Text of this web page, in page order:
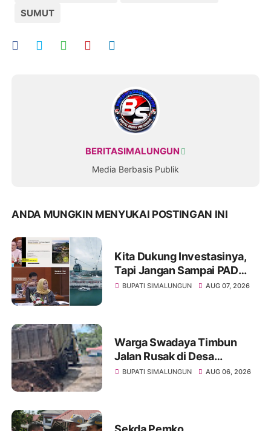
SUMUT
BERITASIMALUNGUN
Media Berbasis Publik
ANDA MUNGKIN MENYUKAI POSTINGAN INI
Kita Dukung Investasinya,
Tapi Jangan Sampai PAD
Simalungun yang Jadi
BUPATI SIMALUNGUN AUG 07, 2026
Warga Swadaya Timbun
Jalan Rusak di Desa
Sibangun Mariah, Harapkan
BUPATI SIMALUNGUN AUG 06, 2026